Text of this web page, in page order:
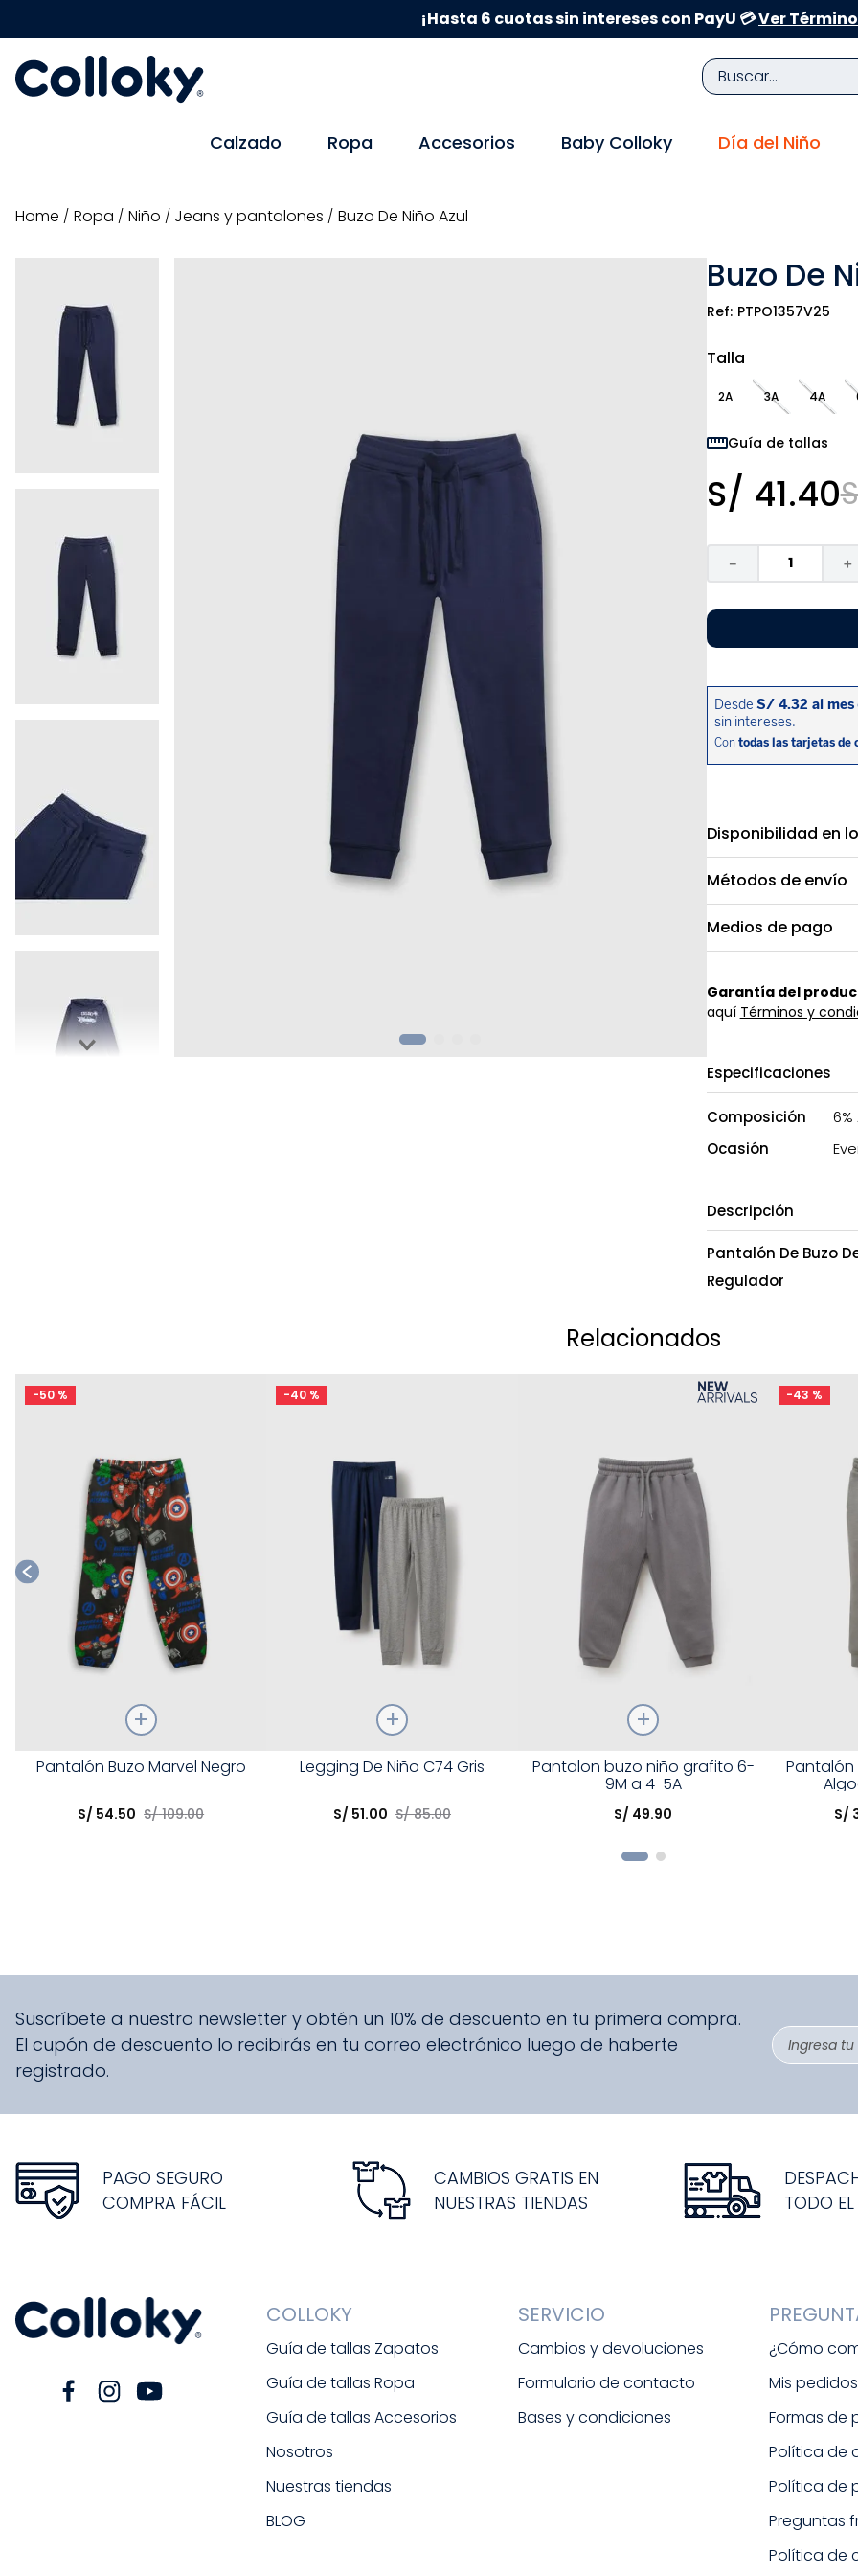
¡Hasta 6 cuotas sin intereses con PayU 💳Ver
Buscar...
Calzado Ropa Accesorios Baby Colloky Día del Niño
ropa niño jeans y pantalones Buzo De Niño Azul
Buzo De
PTPO1357V25
Talla
2A 3A 4A
Guía de tallas
S/ 41.40
＋
－
Disponibilidad en
Métodos de envío
Medios de pago
Garantía del
aquí Términos y
Especificaciones
Composición
Ocasión
Descripción
Pantalón De Buzo
Regulador
Relacionados
-50 %
TallaPantalón Buzo Marvel Negro
S/ 54.50 S/ 109.00
-40 %
Legging De Niño C74 Gris
S/ 51.00 S/ 85.00
Talla
Elige una opción
Pantalon buzo niño grafito 6-
9M a 4-5A
S/ 49.90
-43 %
Talla
Elige una
Pantalón
S/
Suscríbete a nuestro newsletter y obtén un 10% de descuento en tu primera compra.
El cupón de descuento lo recibirás en tu correo electrónico luego de haberte
registrado.
PAGO SEGURO
COMPRA FÁCIL
CAMBIOS GRATIS EN
NUESTRAS TIENDAS
TODO EL
COLLOKY
Guía de tallas Zapatos
Guía de tallas Ropa
Guía de tallas Accesorios
Nosotros
Nuestras tiendas
BLOG
SERVICIO
Cambios y devoluciones
Formulario de contacto
Bases y condiciones
¿Cómo
Mis pedidos
Formas de
Política de
Política de
Preguntas
Política de
TÉRMINOS MÁS BUSCADOS
9.
sandalias niño